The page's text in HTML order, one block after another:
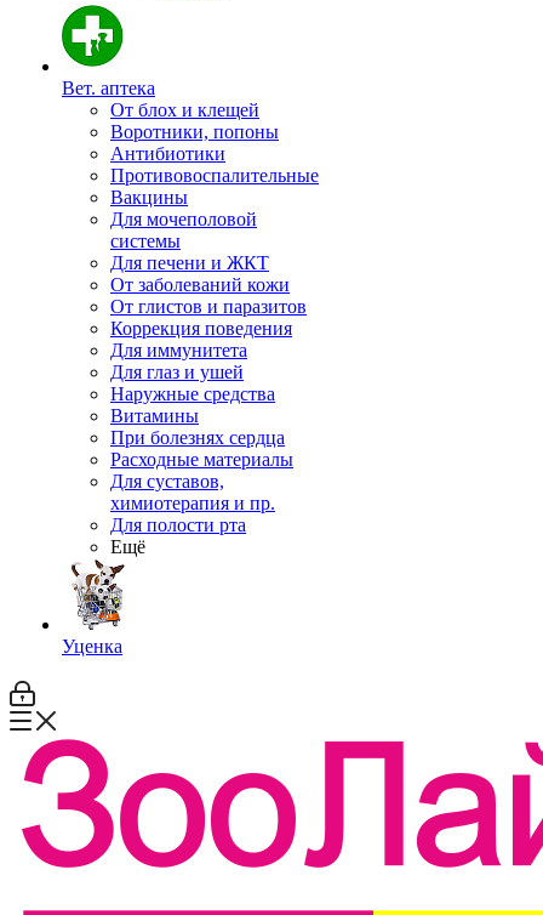
Вет. аптека
От блох и клещей
Воротники, попоны
Антибиотики
Противовоспалительные
Вакцины
Для мочеполовой
системы
Для печени и ЖКТ
От заболеваний кожи
От глистов и паразитов
Коррекция поведения
Для иммунитета
Для глаз и ушей
Наружные средства
Витамины
При болезнях сердца
Расходные материалы
Для суставов,
химиотерапия и пр.
Для полости рта
Ещё
Уценка